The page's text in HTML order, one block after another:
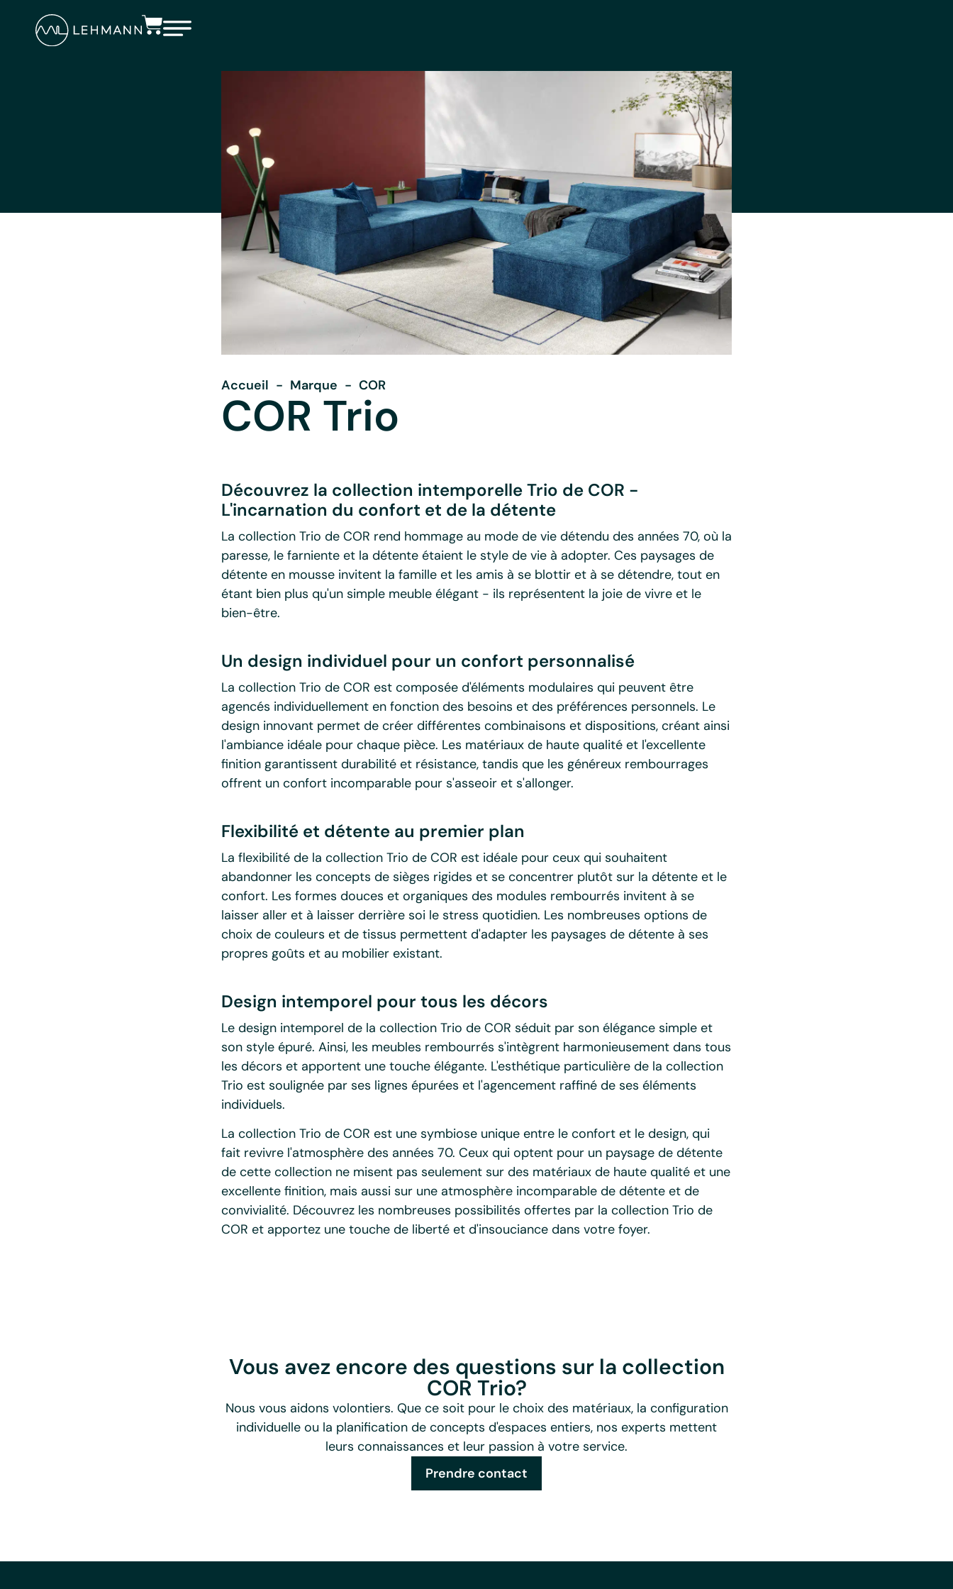
Accueil - Marque - COR
COR Trio
Découvrez la collection intemporelle Trio de COR -
L'incarnation du confort et de la détente
La collection Trio de COR rend hommage au mode de vie détendu des années 70, où la
paresse, le farniente et la détente étaient le style de vie à adopter. Ces paysages de
détente en mousse invitent la famille et les amis à se blottir et à se détendre, tout en
étant bien plus qu'un simple meuble élégant - ils représentent la joie de vivre et le
bien-être.
Un design individuel pour un confort personnalisé
La collection Trio de COR est composée d'éléments modulaires qui peuvent être
agencés individuellement en fonction des besoins et des préférences personnels. Le
design innovant permet de créer différentes combinaisons et dispositions, créant ainsi
l'ambiance idéale pour chaque pièce. Les matériaux de haute qualité et l'excellente
finition garantissent durabilité et résistance, tandis que les généreux rembourrages
offrent un confort incomparable pour s'asseoir et s'allonger.
Flexibilité et détente au premier plan
La flexibilité de la collection Trio de COR est idéale pour ceux qui souhaitent
abandonner les concepts de sièges rigides et se concentrer plutôt sur la détente et le
confort. Les formes douces et organiques des modules rembourrés invitent à se
laisser aller et à laisser derrière soi le stress quotidien. Les nombreuses options de
choix de couleurs et de tissus permettent d'adapter les paysages de détente à ses
propres goûts et au mobilier existant.
Design intemporel pour tous les décors
Le design intemporel de la collection Trio de COR séduit par son élégance simple et
son style épuré. Ainsi, les meubles rembourrés s'intègrent harmonieusement dans tous
les décors et apportent une touche élégante. L'esthétique particulière de la collection
Trio est soulignée par ses lignes épurées et l'agencement raffiné de ses éléments
individuels.
La collection Trio de COR est une symbiose unique entre le confort et le design, qui
fait revivre l'atmosphère des années 70. Ceux qui optent pour un paysage de détente
de cette collection ne misent pas seulement sur des matériaux de haute qualité et une
excellente finition, mais aussi sur une atmosphère incomparable de détente et de
convivialité. Découvrez les nombreuses possibilités offertes par la collection Trio de
COR et apportez une touche de liberté et d'insouciance dans votre foyer.
Vous avez encore des questions sur la collection
COR Trio?
Nous vous aidons volontiers. Que ce soit pour le choix des matériaux, la configuration
individuelle ou la planification de concepts d'espaces entiers, nos experts mettent
leurs connaissances et leur passion à votre service.
Prendre contact